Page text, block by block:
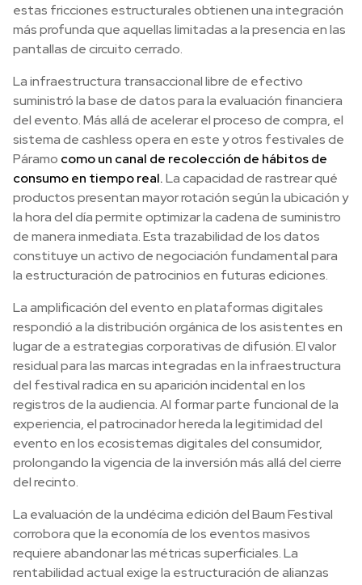
estas fricciones estructurales obtienen una integración
más profunda que aquellas limitadas a la presencia en las
pantallas de circuito cerrado.
La infraestructura transaccional libre de efectivo
suministró la base de datos para la evaluación financiera
del evento. Más allá de acelerar el proceso de compra, el
sistema de cashless opera en este y otros festivales de
Páramo como un canal de recolección de hábitos de
consumo en tiempo real.La capacidad de rastrear qué
productos presentan mayor rotación según la ubicación y
la hora del día permite optimizar la cadena de suministro
de manera inmediata. Esta trazabilidad de los datos
constituye un activo de negociación fundamental para
la estructuración de patrocinios en futuras ediciones.
La amplificación del evento en plataformas digitales
respondió a la distribución orgánica de los asistentes en
lugar de a estrategias corporativas de difusión. El valor
residual para las marcas integradas en la infraestructura
del festival radica en su aparición incidental en los
registros de la audiencia. Al formar parte funcional de la
experiencia, el patrocinador hereda la legitimidad del
evento en los ecosistemas digitales del consumidor,
prolongando la vigencia de la inversión más allá del cierre
del recinto.
La evaluación de la undécima edición del Baum Festival
corrobora que la economía de los eventos masivos
requiere abandonar las métricas superficiales. La
rentabilidad actual exige la estructuración de alianzas